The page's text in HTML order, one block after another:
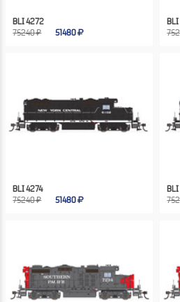
BLI 4272
75240 ₽
51480
BLI 4274
75240 ₽
51480